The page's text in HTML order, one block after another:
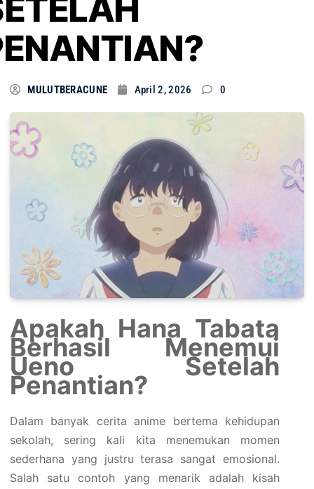
MULUTBERACUNE April 2, 2026 0
Apakah Hana Tabata
Berhasil Menemui
Ueno Setelah
Penantian?
Dalam banyak cerita anime bertema kehidupan
sekolah, sering kali kita menemukan momen
sederhana yang justru terasa sangat emosional.
Salah satu contoh yang menarik adalah kisah